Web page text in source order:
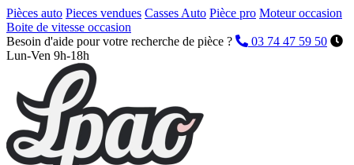
Pièces auto Pieces vendues Casses Auto Pièce pro Moteur occasion
Boite de vitesse occasion
Besoin d'aide pour votre recherche de pièce ?
03 74 47 59 50
Lun-Ven 9h-18h